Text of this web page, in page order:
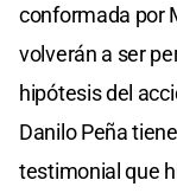
conformada por
volverán a ser
hipótesis del
Danilo Peña
testimonial que